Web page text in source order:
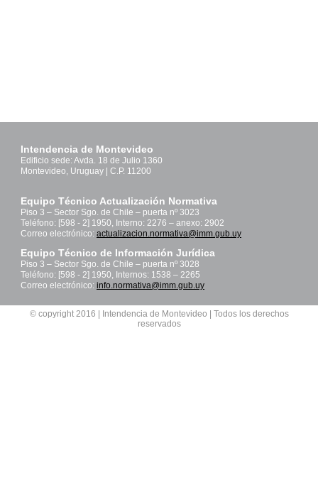
Intendencia de Montevideo
Edificio sede: Avda. 18 de Julio 1360
Montevideo, Uruguay | C.P. 11200
Equipo Técnico Actualización Normativa
Piso 3 – Sector Sgo. de Chile – puerta nº 3023
Teléfono: [598 - 2] 1950, Interno: 2276 – anexo: 2902
Correo electrónico: actualizacion.normativa@imm.gub.uy
Equipo Técnico de Información Jurídica
Piso 3 – Sector Sgo. de Chile – puerta nº 3028
Teléfono: [598 - 2] 1950, Internos: 1538 – 2265
Correo electrónico: info.normativa@imm.gub.uy
© copyright 2016 | Intendencia de Montevideo | Todos los derechos
reservados